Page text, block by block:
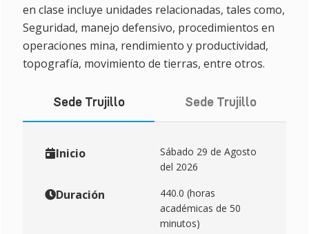
en clase incluye unidades relacionadas, tales como,
Seguridad, manejo defensivo, procedimientos en
operaciones mina, rendimiento y productividad,
topografía, movimiento de tierras, entre otros.
Sede Trujillo Sede Trujillo
Inicio
Sábado 29 de Agosto
del 2026
Duración
440.0 (horas
académicas de 50
minutos)